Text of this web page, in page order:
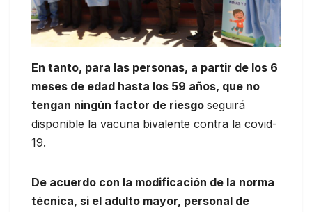
En tanto, para las personas, a partir de los 6
meses de edad hasta los 59 años, que no
tengan ningún factor de riesgo seguirá
disponible la vacuna bivalente contra la covid-
19.
De acuerdo con la modificación de la norma
técnica, si el adulto mayor, personal de